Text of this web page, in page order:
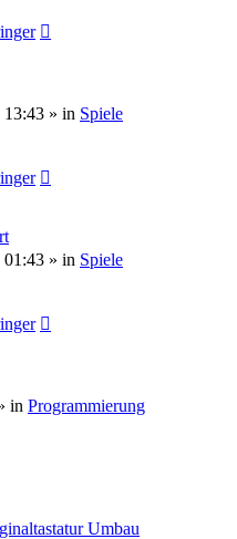
13:43 » in Spiele
01:43 » in Spiele
in Programmierung
Umbau